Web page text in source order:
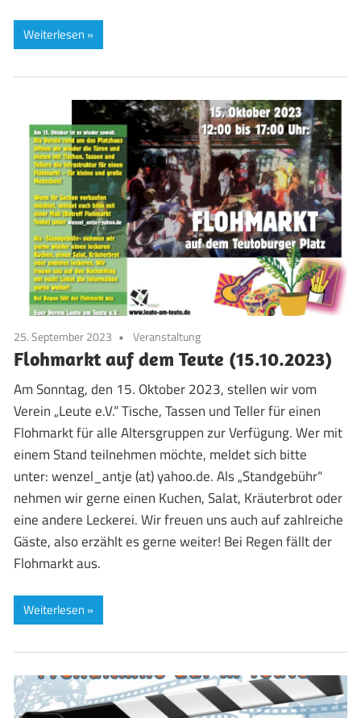
Weiterlesen
25. September 2023 Veranstaltung
Flohmarkt auf dem Teute (15.10.2023)
Am Sonntag, den 15. Oktober 2023, stellen wir vom
Verein „Leute e.V.“ Tische, Tassen und Teller für einen
Flohmarkt für alle Altersgruppen zur Verfügung. Wer mit
einem Stand teilnehmen möchte, meldet sich bitte
unter: wenzel_antje (at) yahoo.de. Als „Standgebühr“
nehmen wir gerne einen Kuchen, Salat, Kräuterbrot oder
eine andere Leckerei. Wir freuen uns auch auf zahlreiche
Gäste, also erzählt es gerne weiter! Bei Regen fällt der
Flohmarkt aus.
Weiterlesen